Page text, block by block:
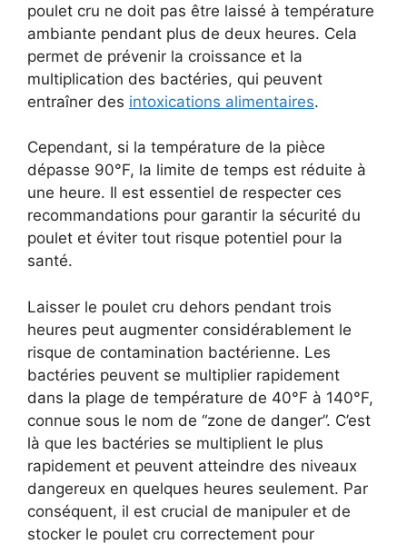
poulet cru ne doit pas être laissé à température
ambiante pendant plus de deux heures. Cela
permet de prévenir la croissance et la
multiplication des bactéries, qui peuvent
entraîner des intoxications alimentaires.
Cependant, si la température de la pièce
dépasse 90°F, la limite de temps est réduite à
une heure. Il est essentiel de respecter ces
recommandations pour garantir la sécurité du
poulet et éviter tout risque potentiel pour la
santé.
Laisser le poulet cru dehors pendant trois
heures peut augmenter considérablement le
risque de contamination bactérienne. Les
bactéries peuvent se multiplier rapidement
dans la plage de température de 40°F à 140°F,
connue sous le nom de “zone de danger”. C’est
là que les bactéries se multiplient le plus
rapidement et peuvent atteindre des niveaux
dangereux en quelques heures seulement. Par
conséquent, il est crucial de manipuler et de
stocker le poulet cru correctement pour